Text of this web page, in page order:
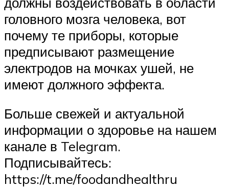
головного мозга человека, вот
почему те приборы, которые
предписывают размещение
электродов на мочках ушей, не
имеют должного эффекта.
Больше свежей и актуальной
информации о здоровье на нашем
канале в Telegram.
Подписывайтесь:
https://t.me/foodandhealthru